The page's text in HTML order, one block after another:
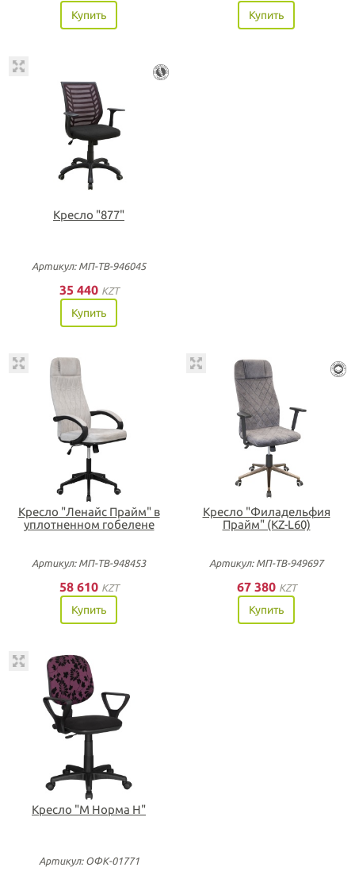
Купить Купить
Кресло "877"
Артикул: МП-ТВ-946045
35 440 KZT
Купить
Кресло "Ленайс Прайм" в
уплотненном гобелене
Артикул: МП-ТВ-948453
58 610 KZT
Купить
Кресло "Филадельфия
Прайм" (KZ-L60)
Артикул: МП-ТВ-949697
67 380 KZT
Купить
Кресло "М Норма Н"
Артикул: ОФК-01771